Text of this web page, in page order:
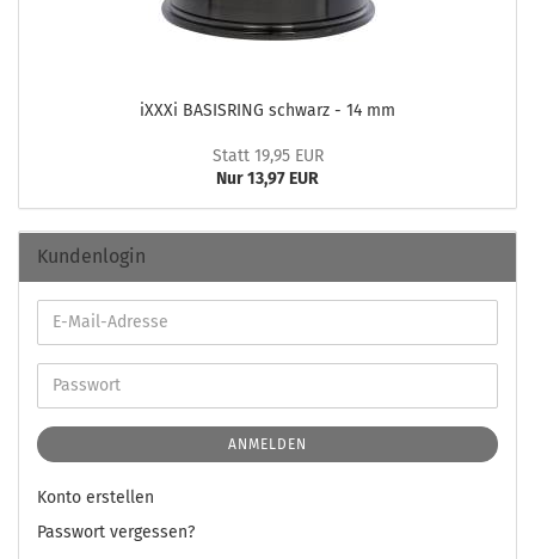
iXXXi BA­SIS­RING schwarz - 14 mm
Statt 19,95 EUR
Nur 13,97 EUR
Kundenlogin
ANMELDEN
Konto erstellen
Passwort vergessen?